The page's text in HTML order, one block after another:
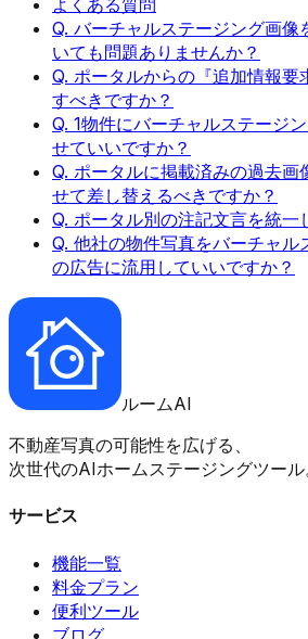
よくある質問
Q. バーチャルステージング画像
いても問題ありませんか？
Q. ポータルからの『追加情報要
すべきですか？
Q. 1物件にバーチャルステージ
せていいですか？
Q. ポータルに掲載済みの過去画
せて差し替えるべきですか？
Q. ポータル別の注記文言を統一
Q. 他社の物件写真をバーチャル
の広告に流用していいですか？
ルームAI
不動産写真の可能性を広げる、
次世代のAIホームステージングツール
サービス
機能一覧
料金プラン
便利ツール
ブログ